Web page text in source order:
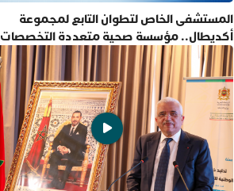
المستشفى الخاص لتطوان التابع لمجموعة
أكديطال.. مؤسسة صحية متعددة التخصصات
تلتزم بأفضل المعايير الدولية